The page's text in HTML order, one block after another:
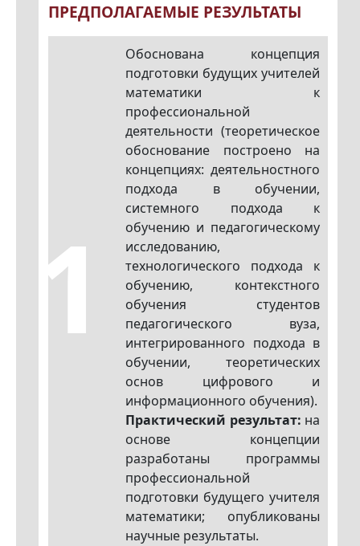
ПРЕДПОЛАГАЕМЫЕ РЕЗУЛЬТАТЫ
1
Обоснована концепция
подготовки будущих учителей
математики к
профессиональной
деятельности (теоретическое
обоснование построено на
концепциях: деятельностного
подхода в обучении,
системного подхода к
обучению и педагогическому
исследованию,
технологического подхода к
обучению, контекстного
обучения студентов
педагогического вуза,
интегрированного подхода в
обучении, теоретических
основ цифрового и
информационного обучения).
Практический результат: на
основе концепции
разработаны программы
профессиональной
подготовки будущего учителя
математики; опубликованы
научные результаты.